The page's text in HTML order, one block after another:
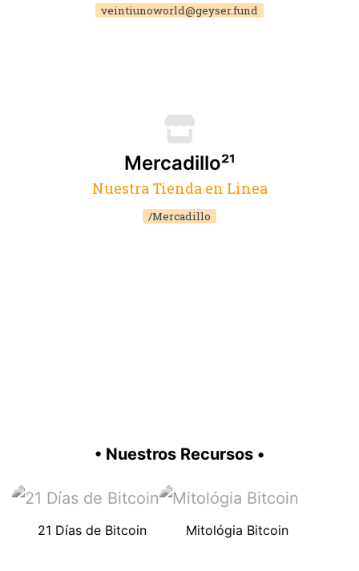
veintiunoworld@geyser.fund
Mercadillo²¹
Nuestra Tienda en Linea
/Mercadillo
• Nuestros Recursos •
21 Días de Bitcoin Mitológia Bitcoin